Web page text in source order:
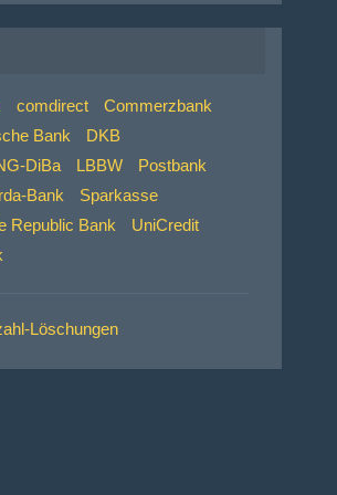
comdirect
Commerzbank
Bank
DKB
DiBa LBBW
Postbank
Bank
Sparkasse
Republic Bank
UniCredit
Löschungen